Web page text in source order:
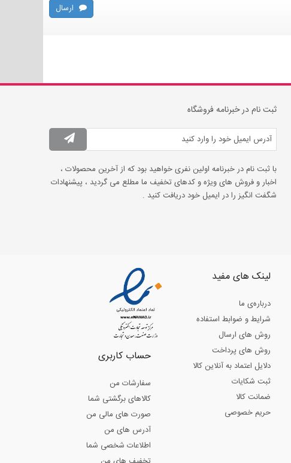
ارسال
ثبت نام در خبرنامه فروشگاه
با ثبت نام در خبرنامه اولین نفری خواهید بود که از آخرین محصولات ،
اخبار و فروش های ویژه و کدهای تخفیف ما مطلع می گردید ، پیشنهادات
شگفت انگیز را در ایمیل خود دریافت کنید .
لینک های مفید
درباره‌ی ما
شرایط و ضوابط استفاده
روش های ارسال
روش های پرداخت
دلایل اعتماد به آنلاین کالا
ثبت شکایات
ضمانت کالا
حریم خصوصی
حساب کاربری
سفارشات من
کالاهای برگشتی شما
صورت های مالی من
آدرس های من
اطلاعات شخصی شما